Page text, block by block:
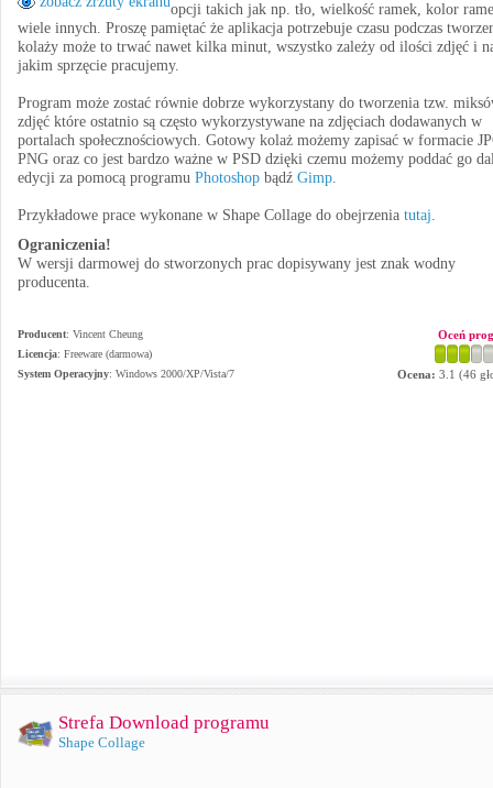
opcji takich jak np. tło, wielkość ramek, kolor
wiele innych. Proszę pamiętać że aplikacja potrzebuje czasu podczas
kolaży może to trwać nawet kilka minut, wszystko zależy od ilości zdjęć i
jakim sprzęcie pracujemy.
Program może zostać równie dobrze wykorzystany do tworzenia tzw.
zdjęć które ostatnio są często wykorzystywane na zdjęciach dodawanych w
portalach społecznościowych. Gotowy kolaż możemy zapisać w formacie
PNG oraz co jest bardzo ważne w PSD dzięki czemu możemy poddać go
edycji za pomocą programu Photoshop bądź Gimp.
Przykładowe prace wykonane w Shape Collage do obejrzenia tutaj.
Ograniczenia!
W wersji darmowej do stworzonych prac dopisywany jest znak wodny
producenta.
Producent: Vincent Cheung
Licencja: Freeware (darmowa)
System Operacyjny: Windows 2000/XP/Vista/7
Oceń
Ocena: 3.1 (46
Strefa Download programu
Shape Collage